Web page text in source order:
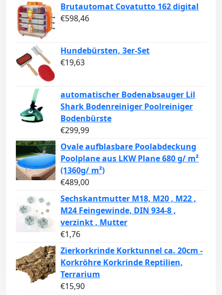
Brutautomat Covatutto 162 digital
€598,46
Hundebürsten, 3er-Set
€19,63
automatischer Bodenabsauger Lil
Shark Bodenreiniger Poolreiniger
Bodenbürste
€299,99
Ovale aufblasbare Poolabdeckung
Poolplane aus LKW Plane 680 g/ m²
(1360g/ m²)
€489,00
Sechskantmutter M18, M20 , M22 ,
M24 Feingewinde, DIN 934-8 ,
verzinkt , Mutter
€1,76
Zierkorkrinde Korktunnel ca. 20cm -
Korkröhre Korkrinde Reptilien,
Terrarium
€15,90